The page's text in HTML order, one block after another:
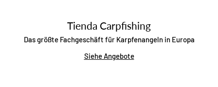
Tienda Carpfishing
Das größte Fachgeschäft für Karpfenangeln in Europa
Siehe Angebote